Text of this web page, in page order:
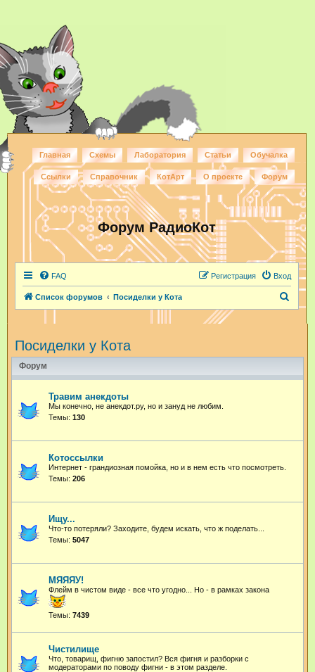
Главная Схемы Лаборатория Статьи Обучалка
Ссылки Справочник КотАрт О проекте Форум
Форум РадиоКот
FAQ Вход
Регистрация
Список форумов Посиделки у Кота
Посиделки у Кота
Форум
Травим анекдоты
Мы конечно, не анекдот.ру, но и зануд не любим.
Темы: 130
Котоссылки
Интернет - грандиозная помойка, но и в нем есть что посмотреть.
Темы: 206
Ищу...
Что-то потеряли? Заходите, будем искать, что ж поделать...
Темы: 5047
МЯЯЯУ!
Флейм в чистом виде - все что угодно... Но - в рамках закона
Темы: 7439
Чистилище
Что, товарищ, фигню запостил? Вся фигня и разборки с
модераторами по поводу фигни - в этом разделе.